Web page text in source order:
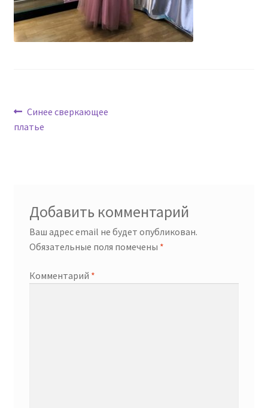
Навигация
по
Предыдущая
запись:
Синее сверкающее
платье
Добавить комментарий
Ваш адрес email не будет опубликован.
Обязательные поля помечены *
Комментарий *